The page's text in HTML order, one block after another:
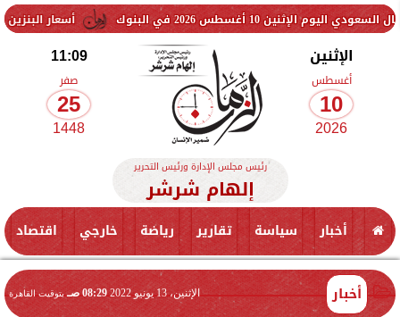
أسعار البنزين والسولار 2026 في البنوك
الإثنين
أغسطس
10
2026
11:09
صفر
25
1448
رئيس مجلس الإدارة ورئيس التحرير
إلهام شرشر
أخبار سياسة تقارير رياضة خارجي اقتصاد
أخبار الإثنين، 13 يونيو 2022 08:29 صـ بتوقيت القاهرة